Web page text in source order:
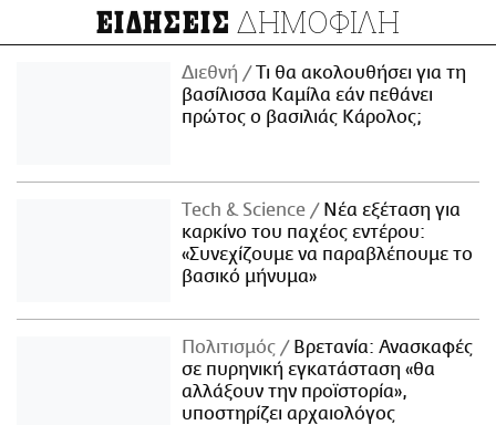
ΕΙΔΗΣΕΙΣ ΔΗΜΟΦΙΛΗ
Διεθνή
Τι θα ακολουθήσει για τη
βασίλισσα Καμίλα εάν πεθάνει
πρώτος ο βασιλιάς Κάρολος;
Τech & Science
Νέα εξέταση για
καρκίνο του παχέος εντέρου:
«Συνεχίζουμε να παραβλέπουμε το
βασικό μήνυμα»
Πολιτισμός
Βρετανία: Ανασκαφές
σε πυρηνική εγκατάσταση «θα
αλλάξουν την προϊστορία»,
υποστηρίζει αρχαιολόγος